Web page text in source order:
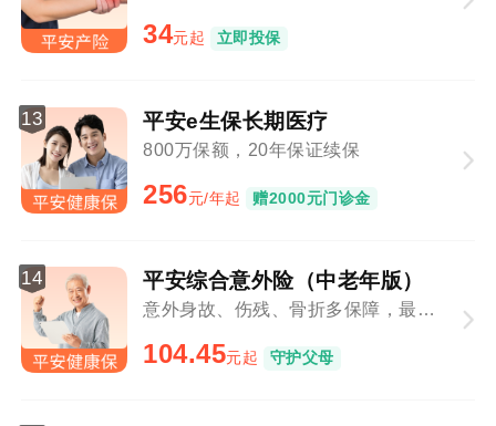
34元起 立即投保
13 平安e生保长期医疗
800万保额，20年保证续保
256元/年起 赠2000元门诊金
14 平安综合意外险（中老年版）
意外身故、伤残、骨折多保障，最高80周岁可投
104.45元起 守护父母